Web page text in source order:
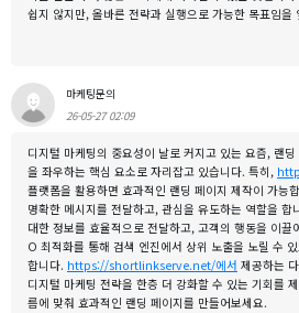
쉽지 않지만, 올바른 전략과 실행으로 가능한 목표임을
마케팅문의
26-05-27 02:09
디지털 마케팅의 중요성이 날로 커지고 있는 요즘, 랜
을 좌우하는 핵심 요소로 자리잡고 있습니다. 특히,
플랫폼을 활용하면 효과적인 랜딩 페이지 제작이 가능
명확한 메시지를 전달하고, 관심을 유도하는 역할을 합
대한 정보를 효율적으로 전달하고, 고객의 행동을 이끌
O 최적화를 통해 검색 엔진에서 상위 노출을 노릴 수
합니다. https://shortlinkserve.net/에서 제공하는
디지털 마케팅 전략을 한층 더 강화할 수 있는 기회를
름에 맞춰 효과적인 랜딩 페이지를 만들어보세요.